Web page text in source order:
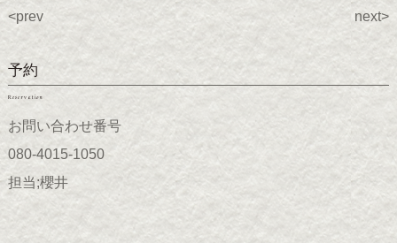
<prev next>
予約
Reservation
お問い合わせ番号
080-4015-1050
担当;櫻井